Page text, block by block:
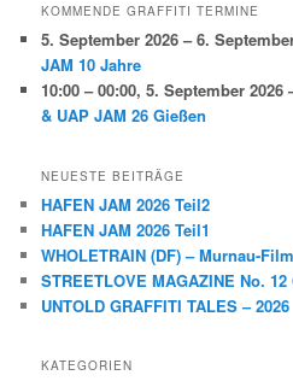
KOMMENDE GRAFFITI TERMINE
5. September 2026 – 6.
JAM 10 Jahre
10:00 – 00:00,5. September 2026
& UAP JAM 26 Gießen
NEUESTE BEITRÄGE
HAFEN JAM 2026 Teil2
HAFEN JAM 2026 Teil1
WHOLETRAIN (DF) – Murnau-
STREETLOVE MAGAZINE No. 12
UNTOLD GRAFFITI TALES – 2026
KATEGORIEN